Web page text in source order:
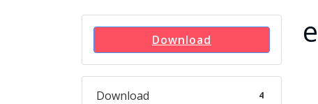
Download
Download 4